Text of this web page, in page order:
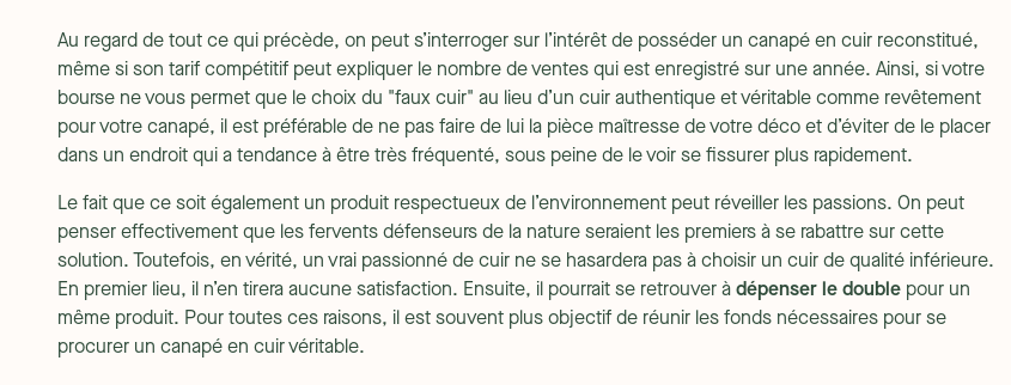
Au regard de tout ce qui précède, on peut s’interroger sur l’intérêt de posséder un canapé en cuir reconstitué,
même si son tarif compétitif peut expliquer le nombre de ventes qui est enregistré sur une année. Ainsi, si votre
bourse ne vous permet que le choix du "faux cuir" au lieu d’un cuir authentique et véritable comme revêtement
pour votre canapé, il est préférable de ne pas faire de lui la pièce maîtresse de votre déco et d’éviter de le placer
dans un endroit qui a tendance à être très fréquenté, sous peine de le voir se fissurer plus rapidement.
Le fait que ce soit également un produit respectueux de l’environnement peut réveiller les passions. On peut
penser effectivement que les fervents défenseurs de la nature seraient les premiers à se rabattre sur cette
solution. Toutefois, en vérité, un vrai passionné de cuir ne se hasardera pas à choisir un cuir de qualité inférieure.
En premier lieu, il n’en tirera aucune satisfaction. Ensuite, il pourrait se retrouver à dépenser le double pour un
même produit. Pour toutes ces raisons, il est souvent plus objectif de réunir les fonds nécessaires pour se
procurer un canapé en cuir véritable.